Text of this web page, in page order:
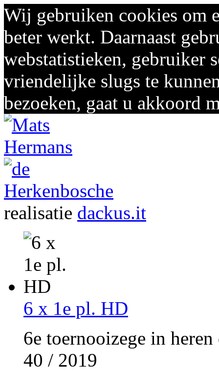
Wij gebruiken cookies om
beter werkt. Daarnaast
webstatistieken, gebruiker
vriendelijke slugs te
bezoeken, gaat u akkoord
realisatie dackus.it
6 x 1e pl. HD
6e toernooizege in
40 / 2019